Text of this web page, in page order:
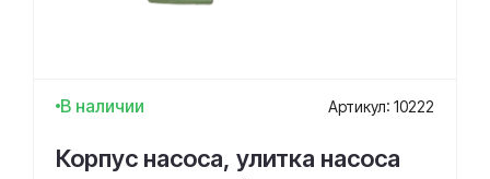
В наличии Артикул: 10222
Корпус насоса, улитка насоса